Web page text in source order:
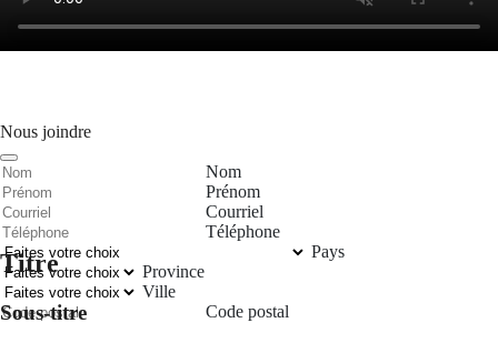
Titre
Sous-titre
Nous joindre
Nom
Prénom
Courriel
Téléphone
Pays
Province
Ville
Code postal